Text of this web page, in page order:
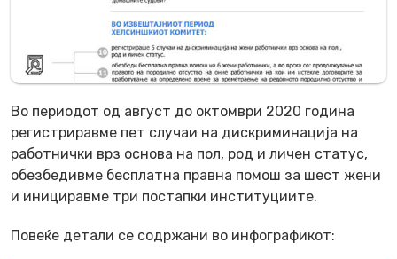
Во периодот од август до октомври 2020 година
регистриравме пет случаи на дискриминација на
работнички врз основа на пол, род и личен статус,
обезбедивме бесплатна правна помош за шест жени
и инициравме три постапки институциите.
Повеќе детали се содржани во инфографикот: